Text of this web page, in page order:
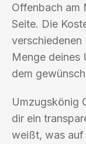
Offenbach am
Seite. Die
Menge deines
dem
Umzugskönig
dir ein
weißt, was auf